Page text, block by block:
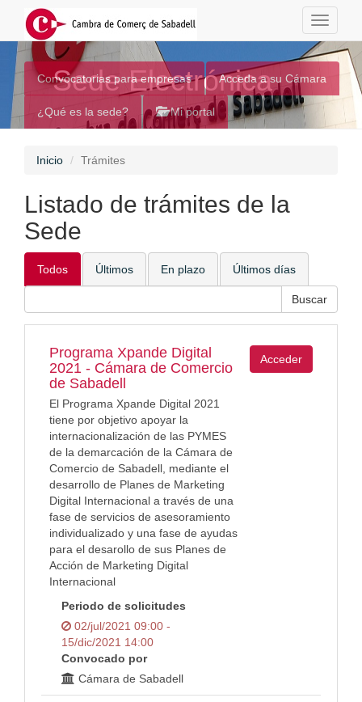
Toggle
Sede Electrónica
Convocatorias para empresas Acceda a su Cámara
¿Qué es la sede? Mi portal
Inicio Trámites
Listado de trámites de la
Sede
Todos Últimos En plazo Últimos días
Programa Xpande Digital
2021 - Cámara de Comercio
de Sabadell
El Programa Xpande Digital 2021
tiene por objetivo apoyar la
internacionalización de las PYMES
de la demarcación de la Cámara de
Comercio de Sabadell, mediante el
desarrollo de Planes de Marketing
Digital Internacional a través de una
fase de servicios de asesoramiento
individualizado y una fase de ayudas
para el desarollo de sus Planes de
Acción de Marketing Digital
Internacional
Periodo de solicitudes
02/jul/2021 09:00 -
15/dic/2021 14:00
Convocado por
Cámara de Sabadell
Acceder